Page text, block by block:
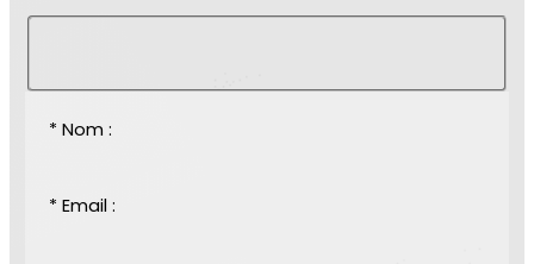
* Nom :
* Email :